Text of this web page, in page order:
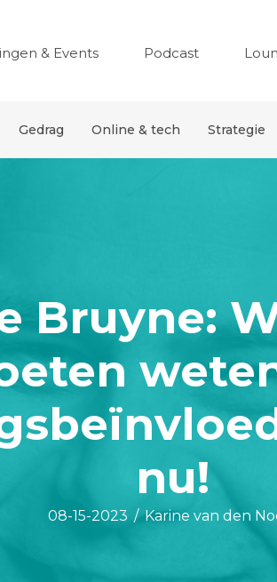
& Events Podcast
Gedrag Online & tech Strategie
Bruyne:
nu!
08-15-2023 / Karine van den